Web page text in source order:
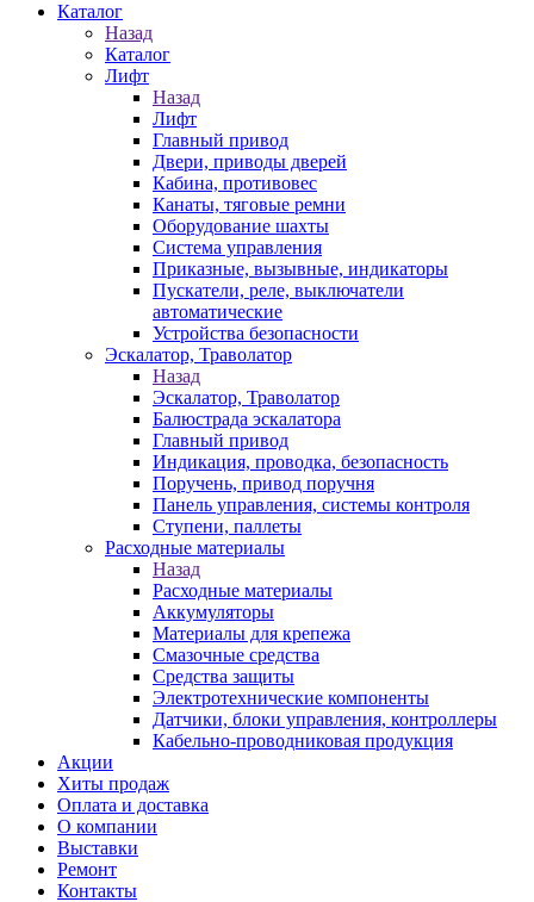
Каталог
Назад
Каталог
Лифт
Назад
Лифт
Главный привод
Двери, приводы дверей
Кабина, противовес
Канаты, тяговые ремни
Оборудование шахты
Система управления
Приказные, вызывные, индикаторы
Пускатели, реле, выключатели
автоматические
Устройства безопасности
Эскалатор, Траволатор
Назад
Эскалатор, Траволатор
Балюстрада эскалатора
Главный привод
Индикация, проводка, безопасность
Поручень, привод поручня
Панель управления, системы контроля
Ступени, паллеты
Расходные материалы
Назад
Расходные материалы
Аккумуляторы
Материалы для крепежа
Смазочные средства
Средства защиты
Электротехнические компоненты
Датчики, блоки управления, контроллеры
Кабельно-проводниковая продукция
Акции
Хиты продаж
Оплата и доставка
О компании
Выставки
Ремонт
Контакты